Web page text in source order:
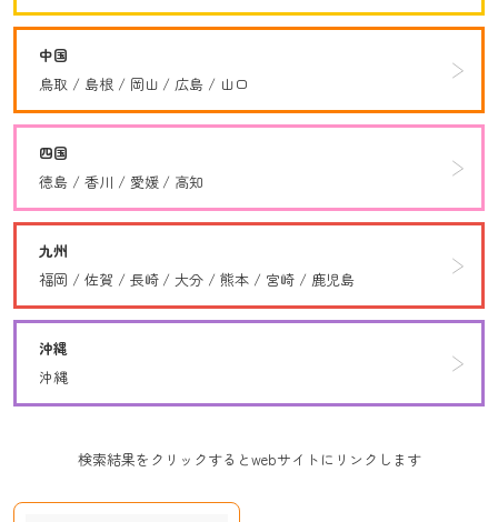
中国
鳥取
島根 岡山 広島 山口
四国
徳島
香川 愛媛 高知
九州
福岡
佐賀 長崎 大分 熊本 宮崎 鹿児島
沖縄
沖縄
検索結果をクリックするとwebサイトにリンクします